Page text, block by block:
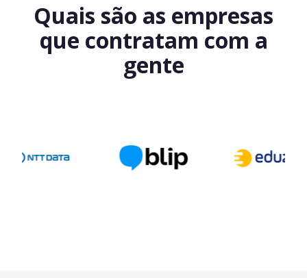
Quais são as empresas
que contratam com a
gente